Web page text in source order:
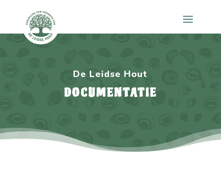
De Leidse Hout
DOCUMENTATIE